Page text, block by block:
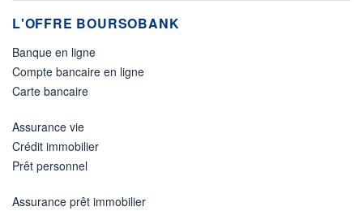
L'OFFRE BOURSOBANK
Banque en ligne
Compte bancaire en ligne
Carte bancaire
Assurance vie
Crédit immobilier
Prêt personnel
Assurance prêt immobilier